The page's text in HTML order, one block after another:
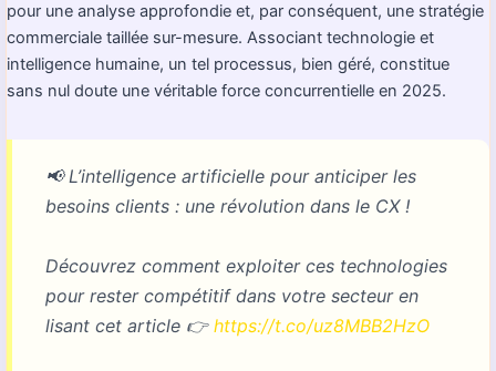
pour une analyse approfondie et, par conséquent, une stratégie
commerciale taillée sur-mesure. Associant technologie et
intelligence humaine, un tel processus, bien géré, constitue
sans nul doute une véritable force concurrentielle en 2025.
📢 L’intelligence artificielle pour anticiper les
besoins clients : une révolution dans le CX !
Découvrez comment exploiter ces technologies
pour rester compétitif dans votre secteur en
lisant cet article 👉 https://t.co/uz8MBB2HzO